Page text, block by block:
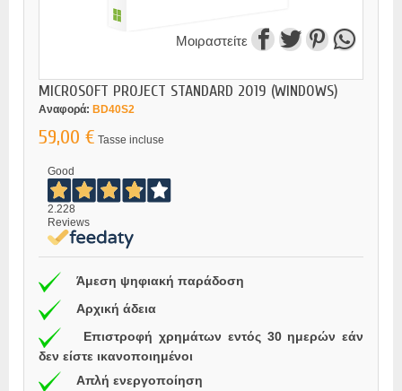
Μοιραστείτε
MICROSOFT PROJECT STANDARD 2019 (WINDOWS)
Αναφορά: BD40S2
59,00 € Tasse incluse
Good
2.228
Reviews
Άμεση ψηφιακή παράδοση
Αρχική άδεια
Επιστροφή χρημάτων εντός 30 ημερών εάν
δεν είστε ικανοποιημένοι
Απλή ενεργοποίηση